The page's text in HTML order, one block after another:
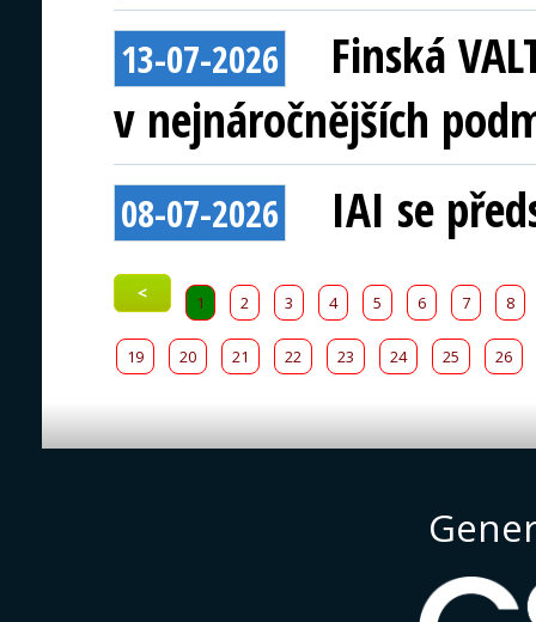
13-07-2026
Finská
v nejnáročnějších
08-07-2026 IAI se
< 1 2 3 4 5 6 7 8
19 20 21 22 23 24 25 26